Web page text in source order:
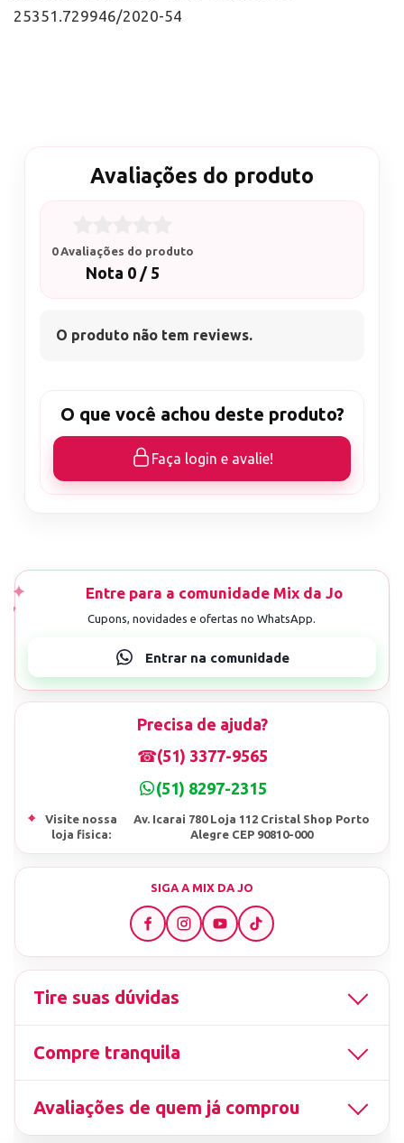
25351.729946/2020-54
Avaliações do produto
0 Avaliações do produto
Nota 0 / 5
O produto não tem reviews.
O que você achou deste produto?
Faça login e avalie!
Precisa de ajuda?
☎(51) 3377-9565
(51) 8297-2315
⌖
Visite nossa
loja fisica:
Av. Icarai 780 Loja 112 Cristal Shop Porto
Alegre CEP 90810-000
SIGA A MIX DA JO
Tire suas dúvidas
Compre tranquila
Avaliações de quem já comprou